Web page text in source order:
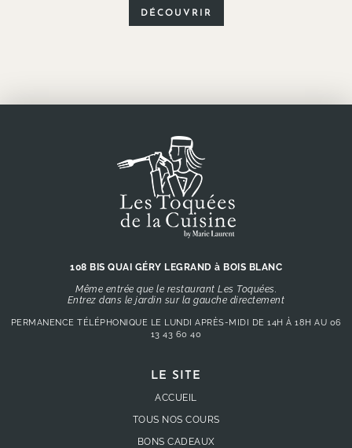
DÉCOUVRIR
108 BIS QUAI GÉRY LEGRAND à BOIS BLANC
Même entrée que le restaurant Les Toquées.
Entrez dans le jardin sur la gauche directement
PERMANENCE TÉLÉPHONIQUE LE LUNDI APRÈS-MIDI DE 14H À 18H AU 06
13 43 60 40
LE SITE
ACCUEIL
TOUS NOS COURS
BONS CADEAUX